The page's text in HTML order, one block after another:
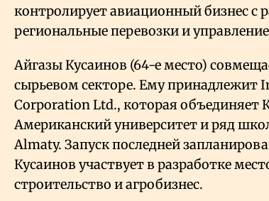
контролирует авиационный бизнес с
региональные перевозки и
Айгазы Кусаинов (64-е место)
сырьевом секторе. Ему принадлежит
Corporation Ltd., которая объединяет
Американский университет и ряд
Almaty. Запуск последней
Кусаинов участвует в разработке
строительство и агробизнес.